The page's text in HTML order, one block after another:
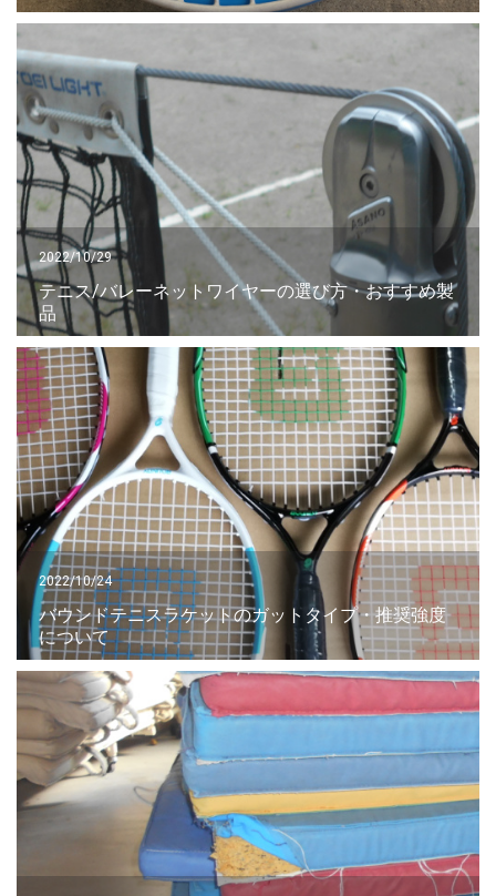
2022/10/29
テニス/バレーネットワイヤーの選び方・おすすめ製
品
2022/10/24
バウンドテニスラケットのガットタイプ・推奨強度
について